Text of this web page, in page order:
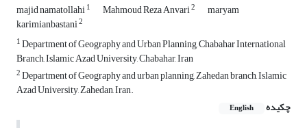
majid namatollahi1 Mahmoud Reza Anvari2 maryam
karimianbastani2
1Department of Geography and Urban Planning, Chabahar International
Branch, Islamic Azad University, Chabahar, Iran
2Department of Geography and urban planning, Zahedan branch, Islamic
Azad University, Zahedan, Iran.
چکیده
English